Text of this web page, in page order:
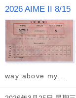
2026 AIME II 8/15
way above my...